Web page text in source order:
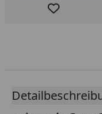
Produkt